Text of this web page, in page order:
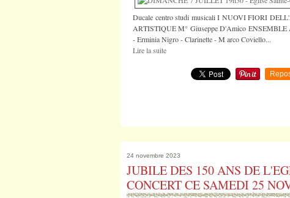
Ducale centro studi musicali I NUOVI FIORI
ARTISTIQUE M° Giuseppe D'Amico
- Erminia Nigro - Clarinette - M arco Coviello...
Lire la suite
24 novembre 2023
JUBILE DES 150 ANS DE
CONCERT CE SAMEDI 25